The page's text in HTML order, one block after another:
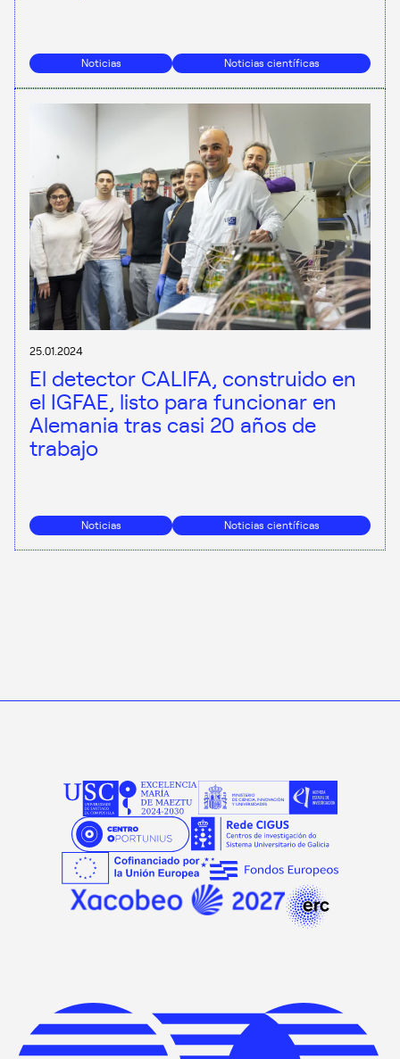
Noticias Noticias científicas
25.01.2024
El detector CALIFA, construido en
el IGFAE, listo para funcionar en
Alemania tras casi 20 años de
trabajo
Noticias Noticias científicas